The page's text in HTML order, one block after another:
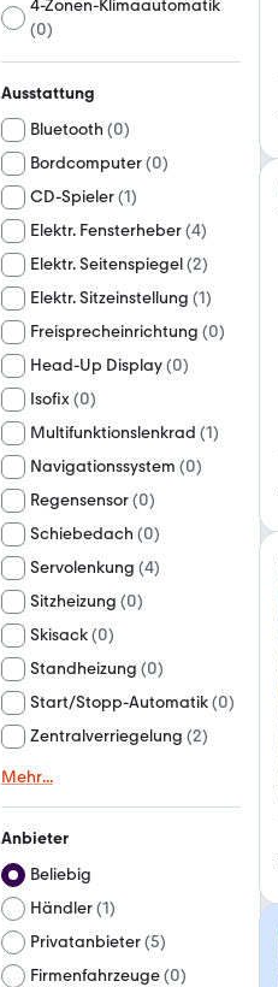
4-Zonen-Klimaautomatik
(0)
Ausstattung
Bluetooth (0)
Bordcomputer(0)
CD-Spieler(1)
Elektr. Fensterheber(4)
Elektr. Seitenspiegel(2)
Elektr. Sitzeinstellung (1)
Freisprecheinrichtung (0)
Head-Up Display(0)
Isofix(0)
Multifunktionslenkrad (1)
Navigationssystem (0)
Regensensor(0)
Schiebedach (0)
Servolenkung (4)
Sitzheizung (0)
Skisack(0)
Standheizung (0)
Start/Stopp-Automatik(0)
Zentralverriegelung (2)
Mehr...
Anbieter
Beliebig
Händler(1)
Privatanbieter(5)
Firmenfahrzeuge(0)